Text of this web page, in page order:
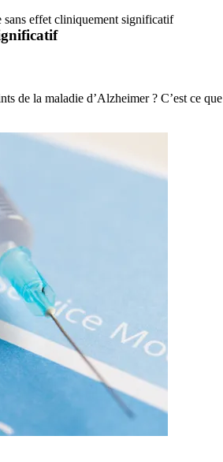
sans effet cliniquement significatif
de la maladie d’Alzheimer ? C’est ce